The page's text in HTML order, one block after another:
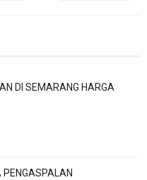
DI SEMARANG HARGA